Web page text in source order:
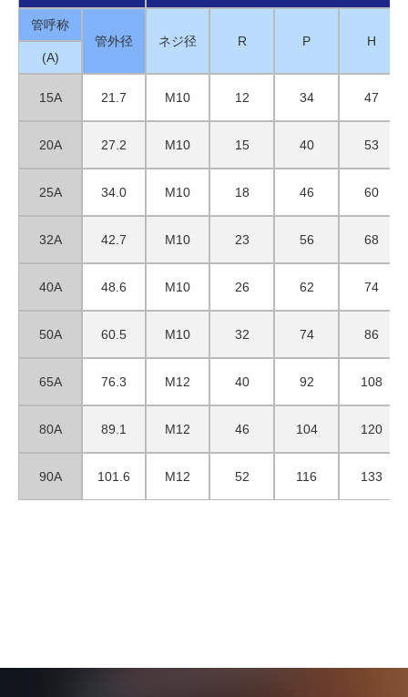
管呼称
管外径
ネジ径 R P
H
(A)
15A 21.7 M10 12 34 47
20A 27.2 M10 15 40 53
25A 34.0 M10 18 46 60
32A 42.7 M10 23 56 68
40A 48.6 M10 26 62 74
50A 60.5 M10 32 74 86
65A 76.3 M12 40 92 108
80A 89.1 M12 46 104 120
90A 101.6 M12 52 116 133